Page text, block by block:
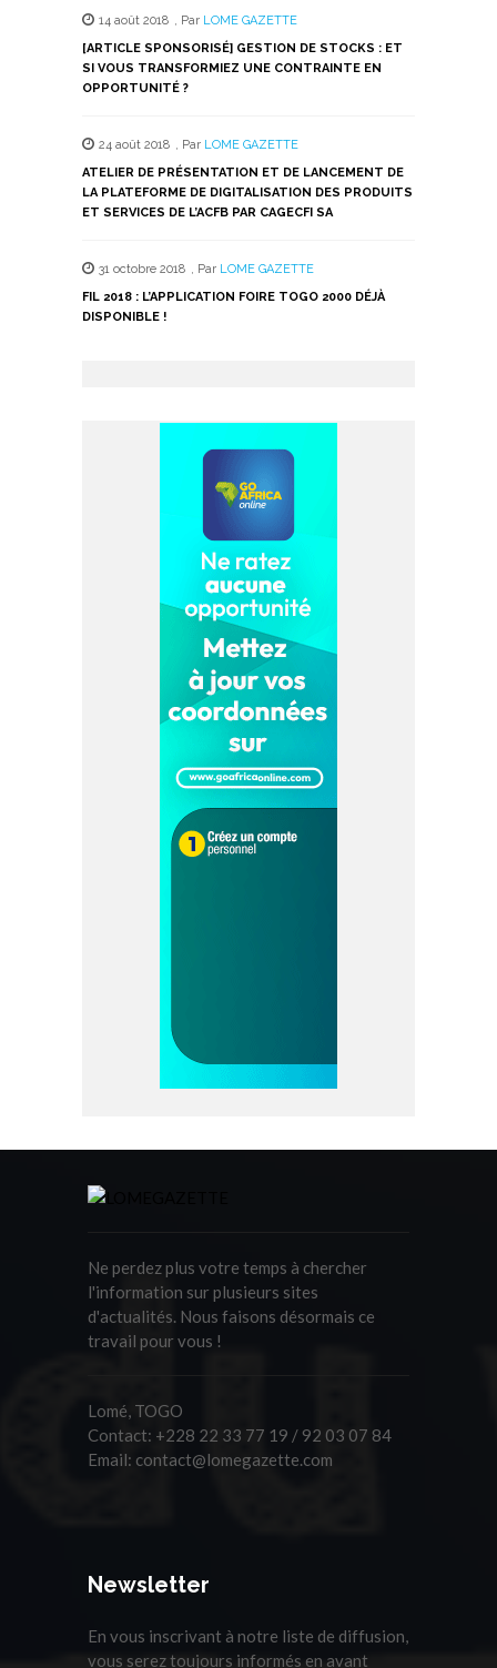
14 août 2018 , Par LOME GAZETTE
[ARTICLE SPONSORISÉ] GESTION DE STOCKS : ET
SI VOUS TRANSFORMIEZ UNE CONTRAINTE EN
OPPORTUNITÉ ?
24 août 2018 , Par LOME GAZETTE
ATELIER DE PRÉSENTATION ET DE LANCEMENT DE
LA PLATEFORME DE DIGITALISATION DES PRODUITS
ET SERVICES DE L’ACFB PAR CAGECFI SA
31 octobre 2018 , Par LOME GAZETTE
FIL 2018 : L’APPLICATION FOIRE TOGO 2000 DÉJÀ
DISPONIBLE !
Ne perdez plus votre temps à chercher
l'information sur plusieurs sites
d'actualités. Nous faisons désormais ce
travail pour vous !
Lomé, TOGO
Contact: +228 22 33 77 19 / 92 03 07 84
Email: contact@lomegazette.com
Newsletter
En vous inscrivant à notre liste de diffusion,
vous serez toujours informés en avant